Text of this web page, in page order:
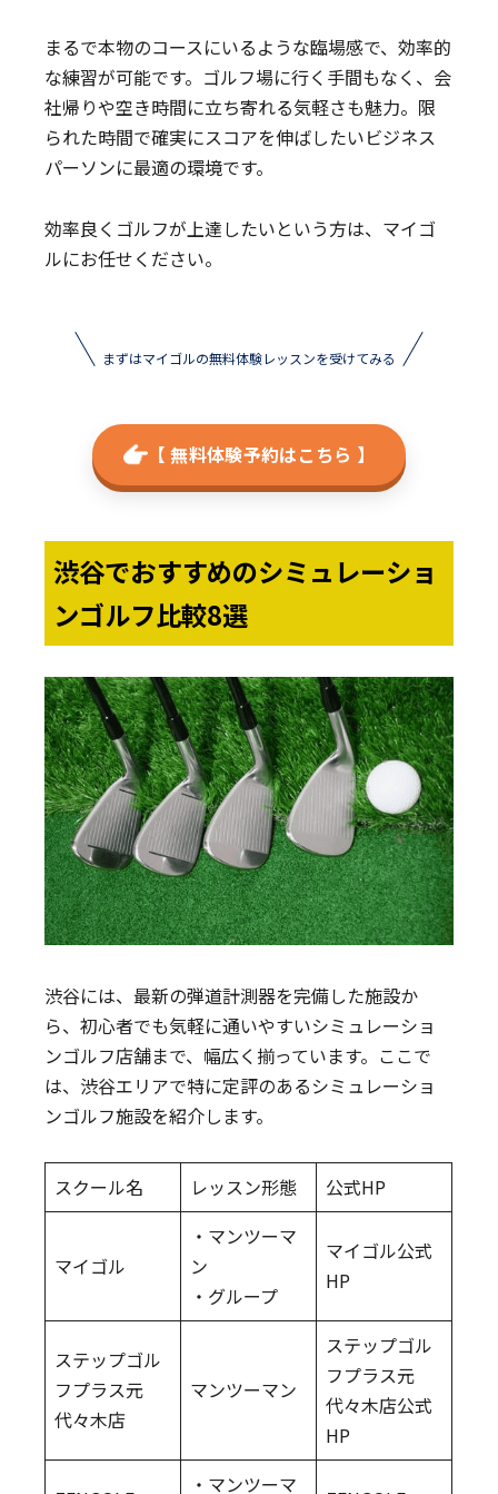
まるで本物のコースにいるような臨場感で、効率的
な練習が可能です。ゴルフ場に行く手間もなく、会
社帰りや空き時間に立ち寄れる気軽さも魅力。限
られた時間で確実にスコアを伸ばしたいビジネス
パーソンに最適の環境です。
効率良くゴルフが上達したいという方は、マイゴ
ルにお任せください。
まずはマイゴルの無料体験レッスンを受けてみる
【 無料体験予約はこちら 】
渋谷でおすすめのシミュレーショ
ンゴルフ比較8選
渋谷には、最新の弾道計測器を完備した施設か
ら、初心者でも気軽に通いやすいシミュレーショ
ンゴルフ店舗まで、幅広く揃っています。ここで
は、渋谷エリアで特に定評のあるシミュレーショ
ンゴルフ施設を紹介します。
スクール名 レッスン形態 公式HP
マイゴル
・マンツーマ
ン
・グループ
マイゴル公式
HP
ステップゴル
フプラス元
代々木店
マンツーマン
ステップゴル
フプラス元
代々木店公式
HP
・マンツーマ